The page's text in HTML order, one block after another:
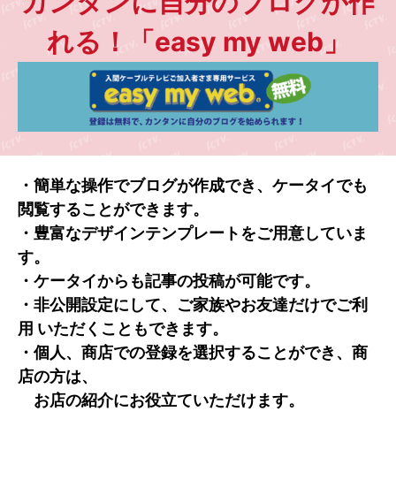
れる！「easy my web」
・簡単な操作でブログが作成でき、ケータイでも
閲覧することができます。
・豊富なデザインテンプレートをご用意していま
す。
・ケータイからも記事の投稿が可能です。
・非公開設定にして、ご家族やお友達だけでご利
用 いただくこともできます。
・個人、商店での登録を選択することができ、商
店の方は、
お店の紹介にお役立ていただけます。